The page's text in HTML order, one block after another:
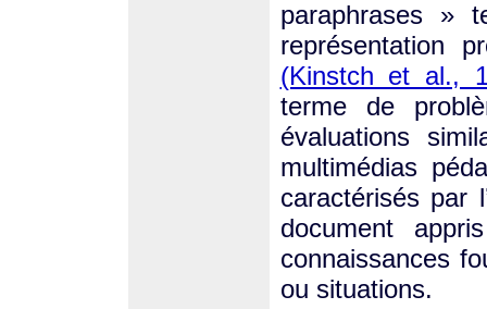
paraphrases »
représentation
(Kinstch et al.,
terme de
évaluations
multimédias
caractérisés par
document
connaissances
ou situations.